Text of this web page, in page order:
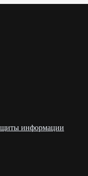
информации